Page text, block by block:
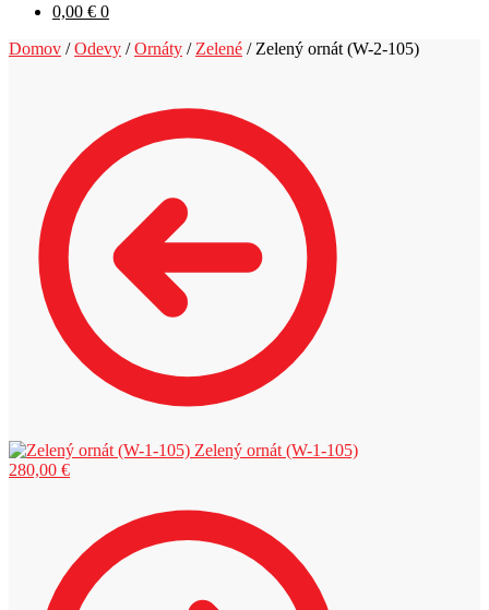
0,00 € 0
Domov /Odevy /Ornáty / Zelené / Zelený ornát (W-2-105)
Zelený ornát (W-1-105)
280,00 €